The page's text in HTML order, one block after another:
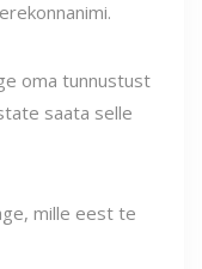
oma tunnustust
saata selle
mille eest te